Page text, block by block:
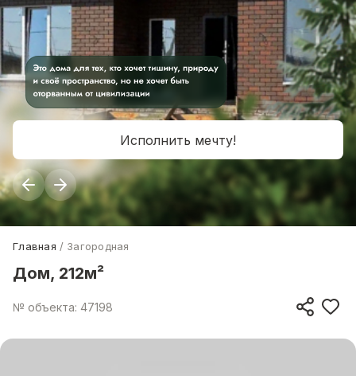
Исполнить мечту!
Главная Загородная
Дом, 212м²
№ объекта: 47198